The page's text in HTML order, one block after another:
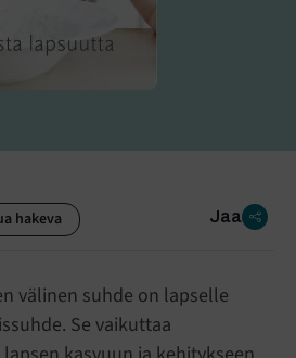
hakeva Jaa
välinen suhde on lapselle
Se vaikuttaa